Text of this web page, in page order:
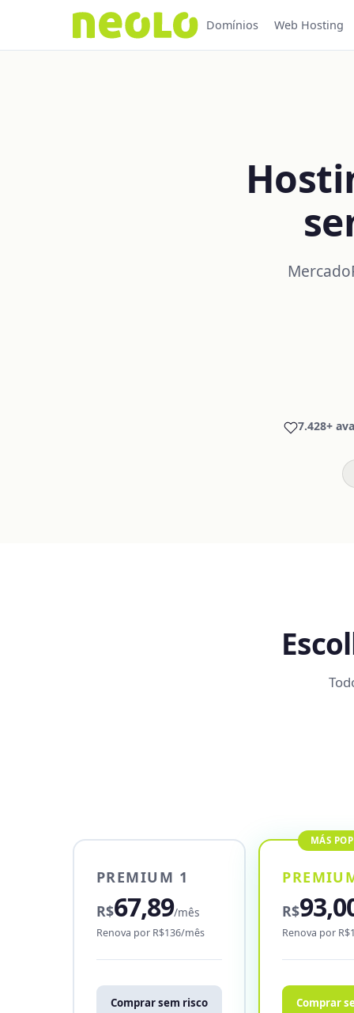
Domínios Web Hosting
7.428+
PREMIUM 1
R$67,89/mês
Renova por R$136/mês
Comprar sem risco
R$
Renova por
Comprar